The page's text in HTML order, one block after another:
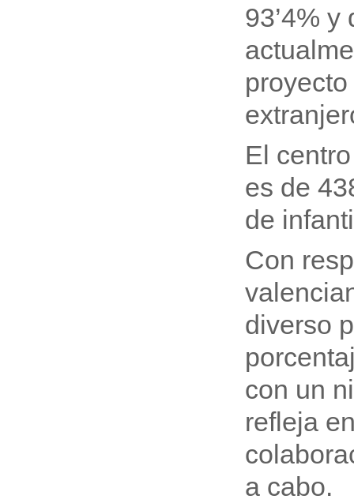
93’4%
El
es de
de
Con
diverso
con un
refleja
a cabo.